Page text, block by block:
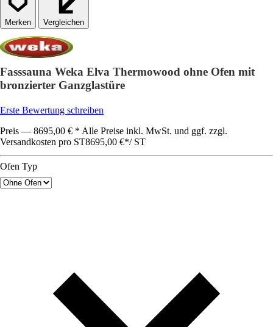
Vergleichen
Fasssauna Weka Elva Thermowood ohne Ofen mit
bronzierter Ganzglastüre
Erste Bewertung schreiben
Preis — 8695,00 € * Alle Preise inkl. MwSt. und ggf. zzgl.
Versandkosten pro ST8695,00 €*/ ST
Ofen Typ